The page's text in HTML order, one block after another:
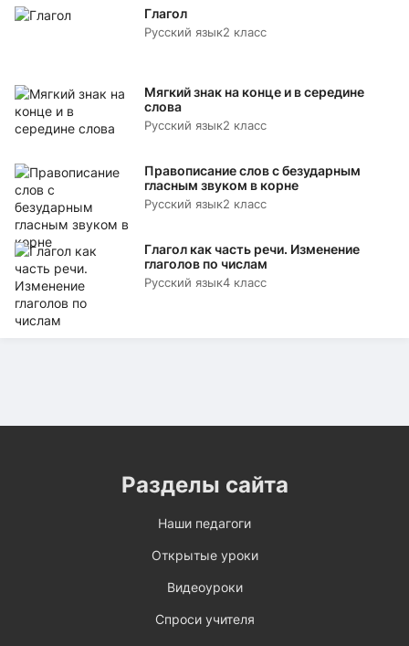
Глагол
Русский язык2 класс
Мягкий знак на конце и в середине
слова
Русский язык2 класс
Правописание слов с безударным
гласным звуком в корне
Русский язык2 класс
Глагол как часть речи. Изменение
глаголов по числам
Русский язык4 класс
Разделы сайта
Наши педагоги
Открытые уроки
Видеоуроки
Спроси учителя